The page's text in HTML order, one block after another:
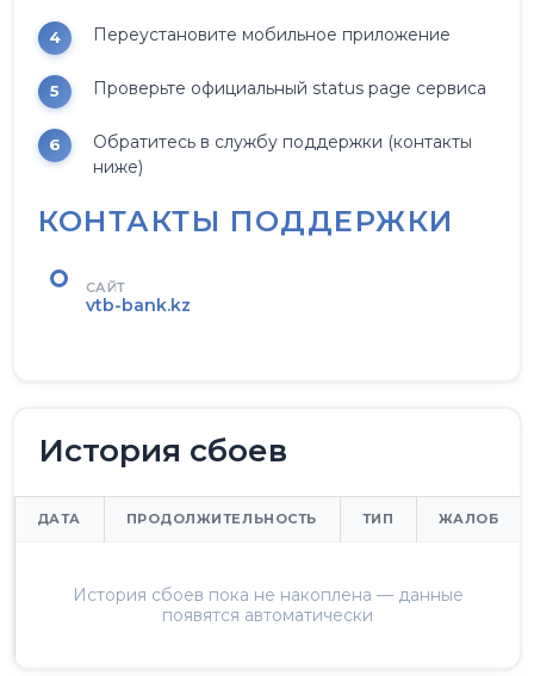
Переустановите мобильное приложение
Проверьте официальный status page сервиса
Обратитесь в службу поддержки (контакты
ниже)
КОНТАКТЫ ПОДДЕРЖКИ
САЙТ
vtb-bank.kz
История сбоев
ДАТА ПРОДОЛЖИТЕЛЬНОСТЬ ТИП ЖАЛОБ
История сбоев пока не накоплена — данные
появятся автоматически